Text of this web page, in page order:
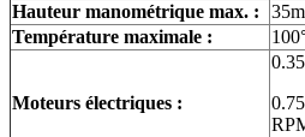
Hauteur manométrique max. :
35m
Température maximale :
Moteurs électriques :